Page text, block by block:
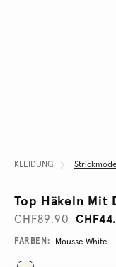
KLEIDUNG Strickmode
Top Häkeln Mit
CHF89.90
Promotions
Variations
FARBEN: Mousse White